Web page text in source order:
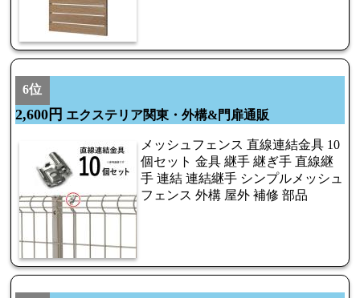
6位
2,600円 エクステリア関東・外構&門扉通販
メッシュフェンス 直線連結金具 10
個セット 金具 継手 継ぎ手 直線継
手 連結 連結継手 シンプルメッシュ
フェンス 外構 屋外 補修 部品